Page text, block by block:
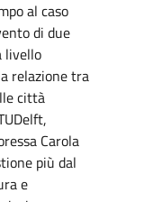
al caso
di due
livello
relazione tra
città
Carola
più dal
e